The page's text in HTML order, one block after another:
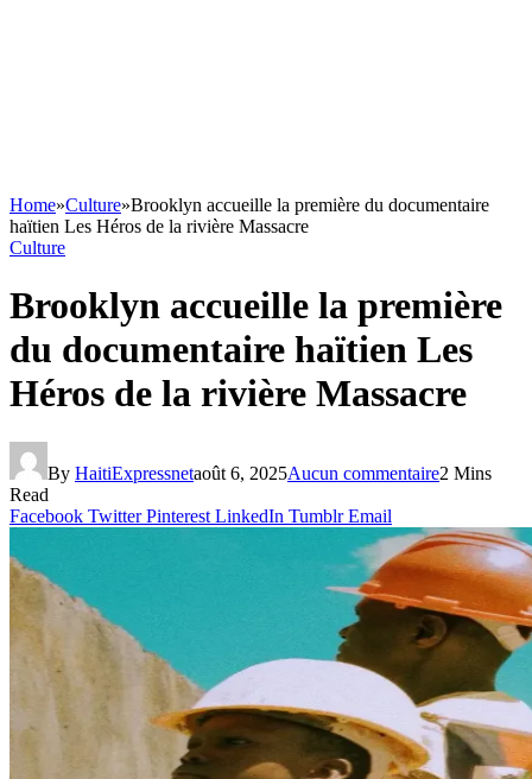
Home»Culture»Brooklyn accueille la première du documentaire
haïtien Les Héros de la rivière Massacre
Culture
Brooklyn accueille la première
du documentaire haïtien Les
Héros de la rivière Massacre
By HaitiExpressnetaoût 6, 2025Aucun commentaire2 Mins
Read
Facebook Twitter Pinterest LinkedIn Tumblr Email